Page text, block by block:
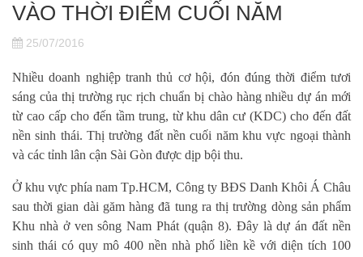
VÀO THỜI ĐIỂM CUỐI NĂM
25/07/2016
Nhiều doanh nghiệp tranh thủ cơ hội, đón đúng thời điểm tươi
sáng của thị trường rục rịch chuẩn bị chào hàng nhiều dự án mới
từ cao cấp cho đến tầm trung, từ khu dân cư (KDC) cho đến đất
nền sinh thái. Thị trường đất nền cuối năm khu vực ngoại thành
và các tỉnh lân cận Sài Gòn được dịp bội thu.
Ở khu vực phía nam Tp.HCM, Công ty BĐS Danh Khôi Á Châu
sau thời gian dài găm hàng đã tung ra thị trường dòng sản phẩm
Khu nhà ở ven sông Nam Phát (quận 8). Đây là dự án đất nền
sinh thái có quy mô 400 nền nhà phố liền kề với diện tích 100